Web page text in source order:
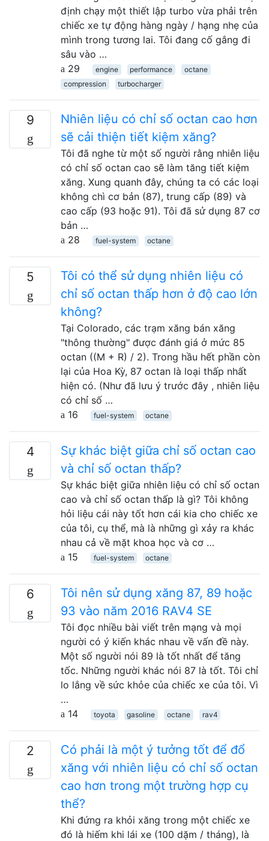
định chạy một thiết lập turbo vừa phải trên
chiếc xe tự động hàng ngày / hạng nhẹ của
mình trong tương lai. Tôi đang cố gắng đi
sâu vào …
29
engine performance
octane
compression
turbocharger
9
Nhiên liệu có chỉ số octan cao hơn
sẽ cải thiện tiết kiệm xăng?
Tôi đã nghe từ một số người rằng nhiên liệu
có chỉ số octan cao sẽ làm tăng tiết kiệm
xăng. Xung quanh đây, chúng ta có các loại
không chì cơ bản (87), trung cấp (89) và
cao cấp (93 hoặc 91). Tôi đã sử dụng 87 cơ
bản …
28
fuel-system octane
5
Tôi có thể sử dụng nhiên liệu có
chỉ số octan thấp hơn ở độ cao lớn
không?
Tại Colorado, các trạm xăng bán xăng
"thông thường" được đánh giá ở mức 85
octan ((M + R) / 2). Trong hầu hết phần còn
lại của Hoa Kỳ, 87 octan là loại thấp nhất
hiện có. (Như đã lưu ý trước đây , nhiên liệu
có chỉ số …
16
fuel-system octane
4
Sự khác biệt giữa chỉ số octan cao
và chỉ số octan thấp?
Sự khác biệt giữa nhiên liệu có chỉ số octan
cao và chỉ số octan thấp là gì? Tôi không
hỏi liệu cái này tốt hơn cái kia cho chiếc xe
của tôi, cụ thể, mà là những gì xảy ra khác
nhau cả về mặt khoa học và cơ …
15
fuel-system octane
6
Tôi nên sử dụng xăng 87, 89 hoặc
93 vào năm 2016 RAV4 SE
Tôi đọc nhiều bài viết trên mạng và mọi
người có ý kiến ​​khác nhau về vấn đề này.
Một số người nói 89 là tốt nhất để tăng
tốc. Những người khác nói 87 là tốt. Tôi chỉ
lo lắng về sức khỏe của chiếc xe của tôi. Vì
…
14
toyota gasoline octane rav4
2
Có phải là một ý tưởng tốt để đổ
xăng với nhiên liệu có chỉ số octan
cao hơn trong một trường hợp cụ
thể?
Khi đứng ra khỏi xăng trong một chiếc xe
đó là hiếm khi lái xe (100 dặm / tháng), là